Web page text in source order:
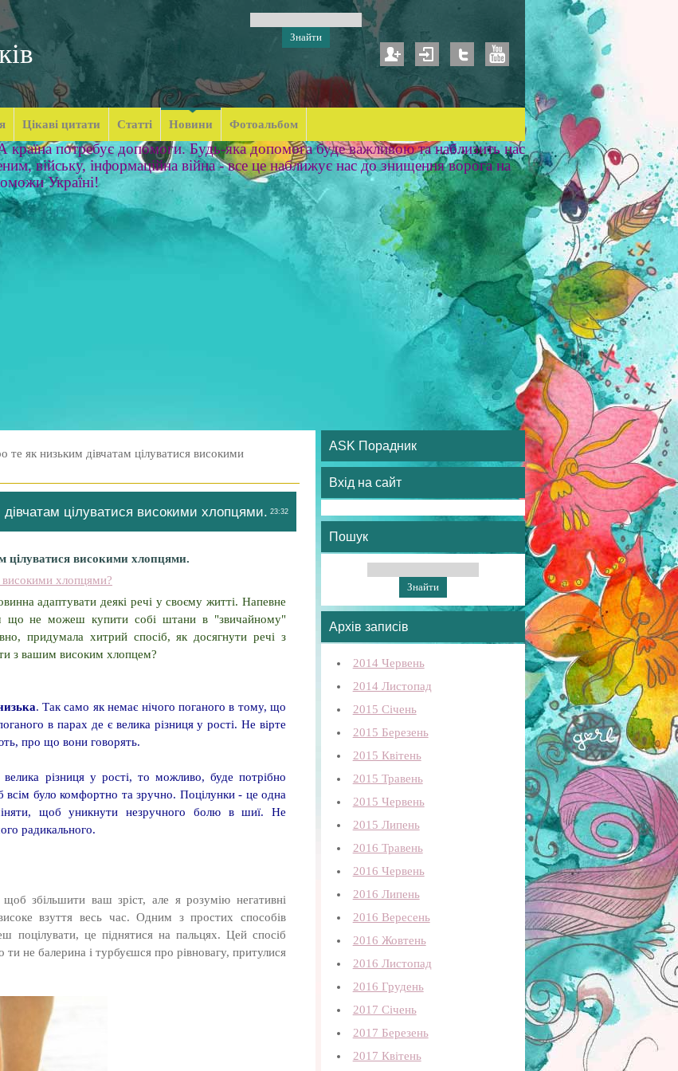
Цікаві цитати Статті Новини Фотоальбом
потребує допомоги. Будь-яка допомога буде важливою та наблизить нас
війську, інформаційна війна - все це наближує нас до знищення ворога на
Україні!
те як низьким дівчатам цілуватися високими
23:32
цілуватися високими хлопцями.
цілуватися високими хлопцями.
високими хлопцями?
адаптувати деякі речі у своєму житті. Напевне
що не можеш купити собі штани в "звичайному"
придумала хитрий спосіб, як досягнути речі з
з вашим високим хлопцем?
. Так само як немає нічого поганого в тому, що
в парах де є велика різниця у рості. Не вірте
про що вони говорять.
різниця у рості, то можливо, буде потрібно
всім було комфортно та зручно. Поцілунки - це одна
щоб уникнути незручного болю в шиї. Не
радикального.
збільшити ваш зріст, але я розумію негативні
взуття весь час. Одним з простих способів
поцілувати, це піднятися на пальцях. Цей спосіб
не балерина і турбуєшся про рівновагу, притулися
ASK Порадник
Вхід на сайт
Пошук
Архів записів
2014 Червень
2014 Листопад
2015 Січень
2015 Березень
2015 Квітень
2015 Травень
2015 Червень
2015 Липень
2016 Травень
2016 Червень
2016 Липень
2016 Вересень
2016 Жовтень
2016 Листопад
2016 Грудень
2017 Січень
2017 Березень
2017 Квітень